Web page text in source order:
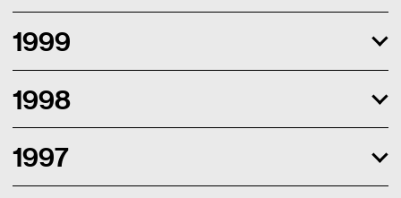
1999
1998
1997